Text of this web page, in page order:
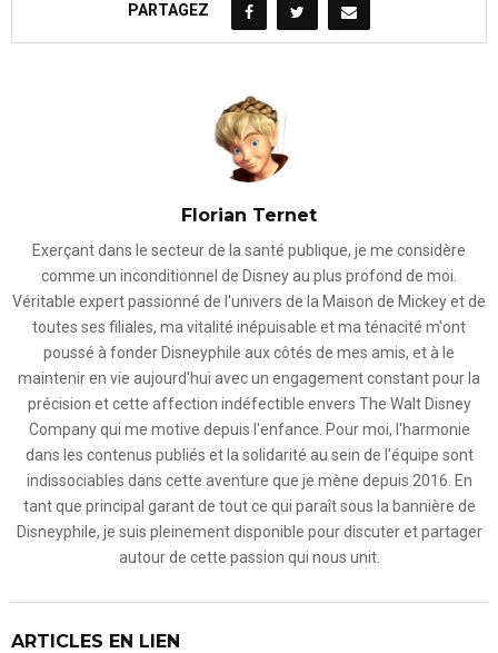
PARTAGEZ
Florian Ternet
Exerçant dans le secteur de la santé publique, je me considère
comme un inconditionnel de Disney au plus profond de moi.
Véritable expert passionné de l'univers de la Maison de Mickey et de
toutes ses filiales, ma vitalité inépuisable et ma ténacité m'ont
poussé à fonder Disneyphile aux côtés de mes amis, et à le
maintenir en vie aujourd'hui avec un engagement constant pour la
précision et cette affection indéfectible envers The Walt Disney
Company qui me motive depuis l'enfance. Pour moi, l'harmonie
dans les contenus publiés et la solidarité au sein de l'équipe sont
indissociables dans cette aventure que je mène depuis 2016. En
tant que principal garant de tout ce qui paraît sous la bannière de
Disneyphile, je suis pleinement disponible pour discuter et partager
autour de cette passion qui nous unit.
ARTICLES EN LIEN